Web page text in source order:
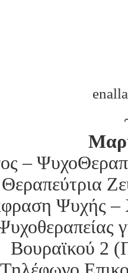
–
Θεραπεύτρια
Ψυχής –
Βουραϊκού 2